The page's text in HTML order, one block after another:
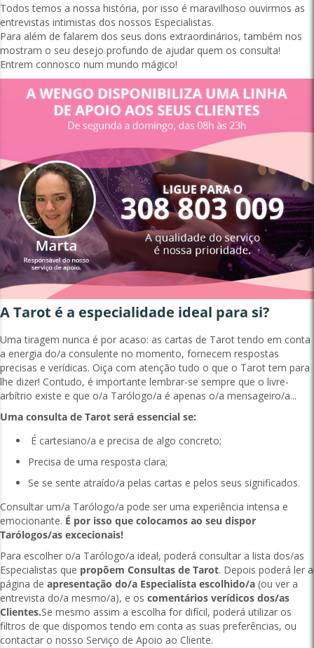
Todos temos a nossa história, por isso é maravilhoso ouvirmos as
entrevistas intimistas dos nossos Especialistas.
Para além de falarem dos seus dons extraordinários, também nos
mostram o seu desejo profundo de ajudar quem os consulta!
Entrem connosco num mundo mágico!
A Tarot é a especialidade ideal para si?
Uma tiragem nunca é por acaso: as cartas de Tarot tendo em conta
a energia do/a consulente no momento, fornecem respostas
precisas e verídicas. Oiça com atenção tudo o que o Tarot tem para
lhe dizer! Contudo, é importante lembrar-se sempre que o livre-
arbítrio existe e que o/a Tarólogo/a é apenas o/a mensageiro/a...
Uma consulta de Tarot será essencial se:
É cartesiano/a e precisa de algo concreto;
Precisa de uma resposta clara;
Se se sente atraído/a pelas cartas e pelos seus significados.
Consultar um/a Tarólogo/a pode ser uma experiência intensa e
emocionante. É por isso que colocamos ao seu dispor
Tarólogos/as excecionais!
Para escolher o/a Tarólogo/a ideal, poderá consultar a lista dos/as
Especialistas que propõem Consultas de Tarot. Depois poderá ler a
página de apresentação do/a Especialista escolhido/a (ou ver a
entrevista do/a mesmo/a), e os comentários verídicos dos/as
Clientes.Se mesmo assim a escolha for difícil, poderá utilizar os
filtros de que dispomos tendo em conta as suas preferências, ou
contactar o nosso Serviço de Apoio ao Cliente.